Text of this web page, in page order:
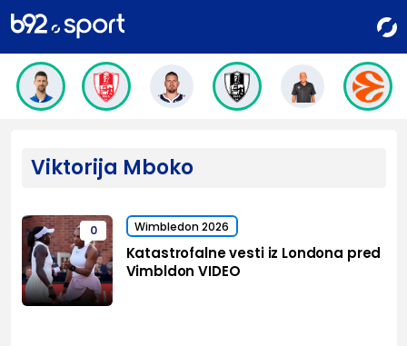
Viktorija Mboko
0 Wimbledon 2026
Katastrofalne vesti iz Londona pred
Vimbldon VIDEO